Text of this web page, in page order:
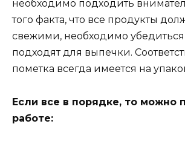
необходимо подходить
того факта, что все продукты
свежими, необходимо убедиться
подходят для выпечки.
пометка всегда имеется на
Если все в порядке, то можно
работе: